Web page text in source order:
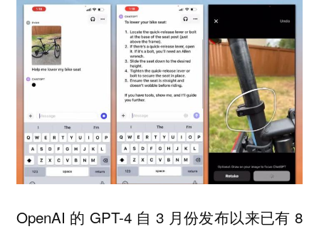
OpenAI 的 GPT-4 自 3 月份发布以来已有 8